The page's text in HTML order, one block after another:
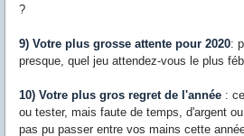
?
9) Votre plus grosse attente pour 2020:
presque, quel jeu attendez-vous le plus
10) Votre plus gros regret de l'année :
ou tester, mais faute de temps, d'argent
pas pu passer entre vos mains cette